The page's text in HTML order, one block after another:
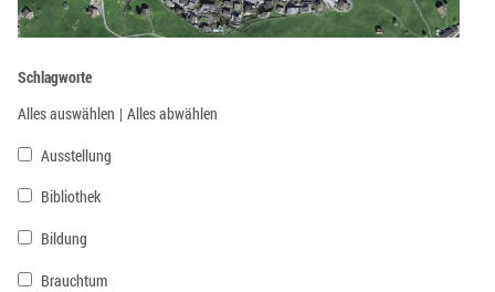
Schlagworte
Alles auswählen | Alles abwählen
Ausstellung
Bibliothek
Bildung
Brauchtum